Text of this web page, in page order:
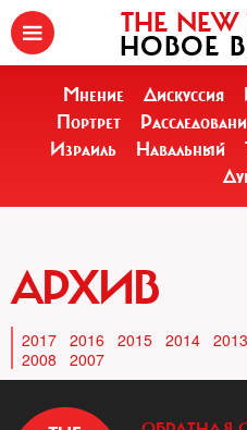
THE NEW
НОВОЕ
Мнение Дискуссия
Портрет
Израиль
Навальный
АРХИВ
2017 2016 2015 2014 2013
2008
2007